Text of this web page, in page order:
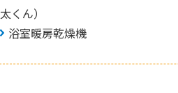
太くん）
浴室暖房乾燥機